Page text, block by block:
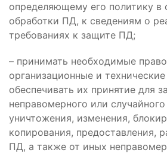
определяющему его политику в
обработки ПД, к сведениям о
требованиях к защите ПД;
– принимать необходимые
организационные и
обеспечивать их принятие для
неправомерного или
уничтожения, изменения,
копирования, предоставления,
ПД, а также от иных